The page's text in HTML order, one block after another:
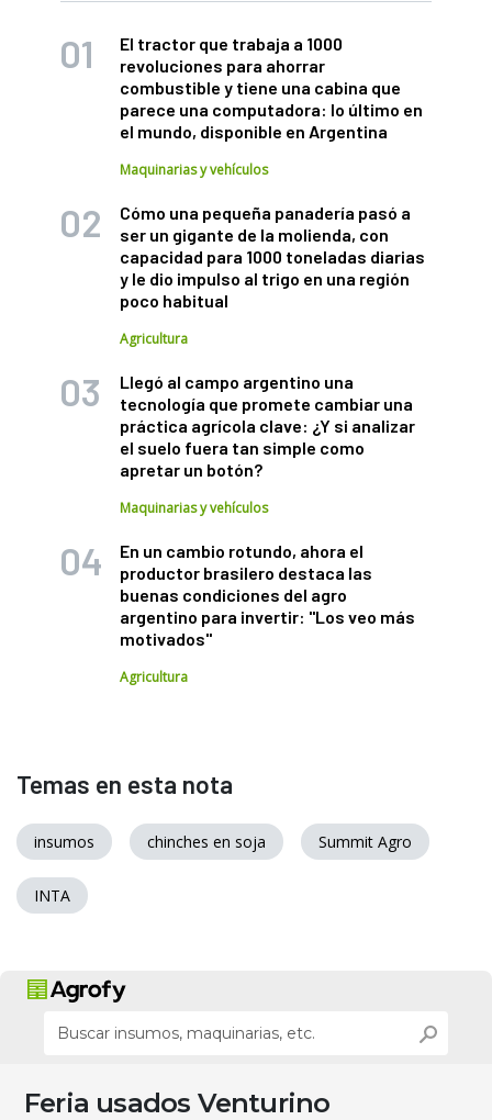
El tractor que trabaja a 1000
revoluciones para ahorrar
combustible y tiene una cabina que
parece una computadora: lo último en
el mundo, disponible en Argentina
Maquinarias y vehículos
Cómo una pequeña panadería pasó a
ser un gigante de la molienda, con
capacidad para 1000 toneladas diarias
y le dio impulso al trigo en una región
poco habitual
Agricultura
Llegó al campo argentino una
tecnología que promete cambiar una
práctica agrícola clave: ¿Y si analizar
el suelo fuera tan simple como
apretar un botón?
Maquinarias y vehículos
En un cambio rotundo, ahora el
productor brasilero destaca las
buenas condiciones del agro
argentino para invertir: "Los veo más
motivados"
Agricultura
Temas en esta nota
insumos chinches en soja Summit Agro
INTA
Feria usados Venturino